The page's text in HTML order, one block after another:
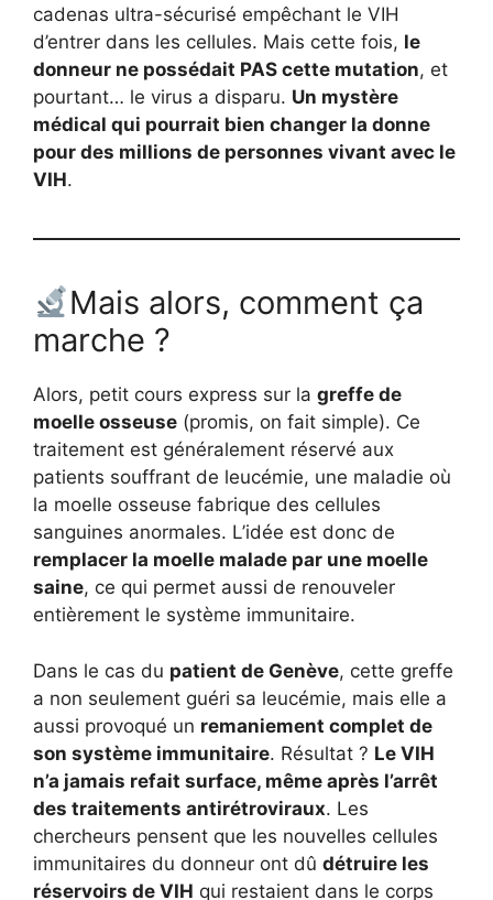
cadenas ultra-sécurisé empêchant le VIH
d’entrer dans les cellules. Mais cette fois, le
donneur ne possédait PAS cette mutation, et
pourtant… le virus a disparu. Un mystère
médical qui pourrait bien changer la donne
pour des millions de personnes vivant avec le
VIH.
Mais alors, comment ça
marche ?
Alors, petit cours express sur la greffe de
moelle osseuse (promis, on fait simple). Ce
traitement est généralement réservé aux
patients souffrant de leucémie, une maladie où
la moelle osseuse fabrique des cellules
sanguines anormales. L’idée est donc de
remplacer la moelle malade par une moelle
saine, ce qui permet aussi de renouveler
entièrement le système immunitaire.
Dans le cas du patient de Genève, cette greffe
a non seulement guéri sa leucémie, mais elle a
aussi provoqué un remaniement complet de
son système immunitaire. Résultat ? Le VIH
n’a jamais refait surface, même après l’arrêt
des traitements antirétroviraux. Les
chercheurs pensent que les nouvelles cellules
immunitaires du donneur ont dû détruire les
réservoirs de VIH qui restaient dans le corps